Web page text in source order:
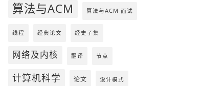
算法与ACM 算法与ACM 面试
线程 经典论文 经史子集
网络及内核 翻译 节点
计算机科学 论文 设计模式